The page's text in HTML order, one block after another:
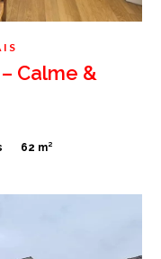
Calme &
62 m²